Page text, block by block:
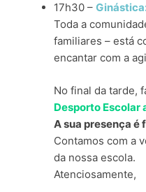
17h30 –
Toda a
familiares – está
encantar com a
No final da tarde,
Desporto Escolar
A sua presença
Contamos com a
da nossa escola.
Atenciosamente,